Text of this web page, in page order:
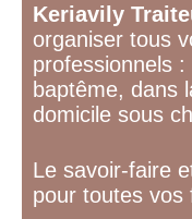
Keriavily
organiser tous
professionnels
baptême, dans
domicile sous
Le savoir-faire
pour toutes vos